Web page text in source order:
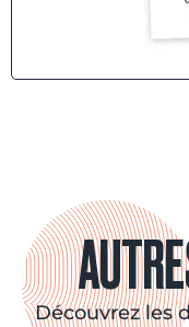
Découvrez les